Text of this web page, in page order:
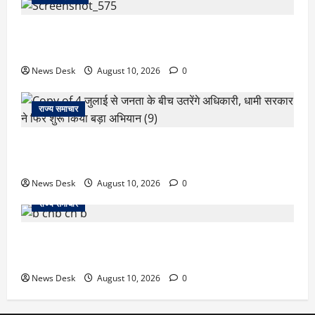
News Desk August 10, 2026 0
राज्य समाचार
News Desk August 10, 2026
0
राज्य समाचार
News Desk August 10, 2026 0